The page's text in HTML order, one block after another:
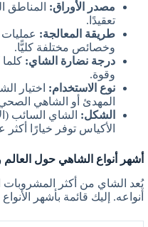
مصدر الأوراق:
تعقيدًا.
طريقة المعالجة:
وخصائص مختلفة كليًّا.
درجة نضارة الشاي:
وقوة.
نوع الاستخدام: اختيار
المهدئ أو الشاهي
الشكل: الشاي السائب
الأكياس توفر خيارًا
أشهر أنواع الشاهي حول
يُعد الشاي من أكثر المشروبات
أنواعه. إليك قائمة بأشهر الأنواع